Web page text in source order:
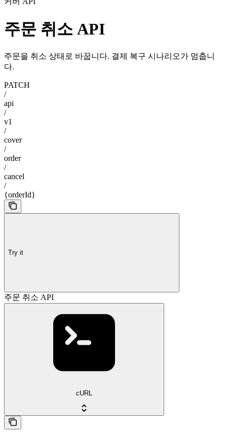
주문 취소 API
주문을 취소 상태로 바꿉니다. 결제 복구 시나리오가 멈춥니
다.
PATCH
/
api
/
v1
/
cover
/
order
/
cancel
/
{orderId}
Try it
주문 취소 API
cURL